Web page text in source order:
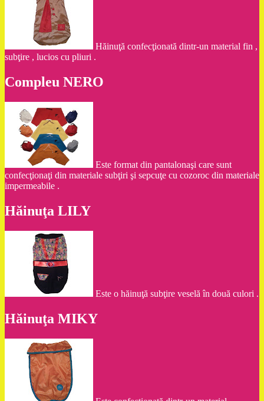
Hăinuţă confecţionată dintr-un material fin ,
subţire , lucios cu pliuri .
Compleu NERO
Este format din pantalonaşi care sunt
confecţionaţi din materiale subţiri şi sepcuţe cu cozoroc din materiale
impermeabile .
Hăinuţa LILY
Este o hăinuţă subţire veselă în două culori .
Hăinuţa MIKY